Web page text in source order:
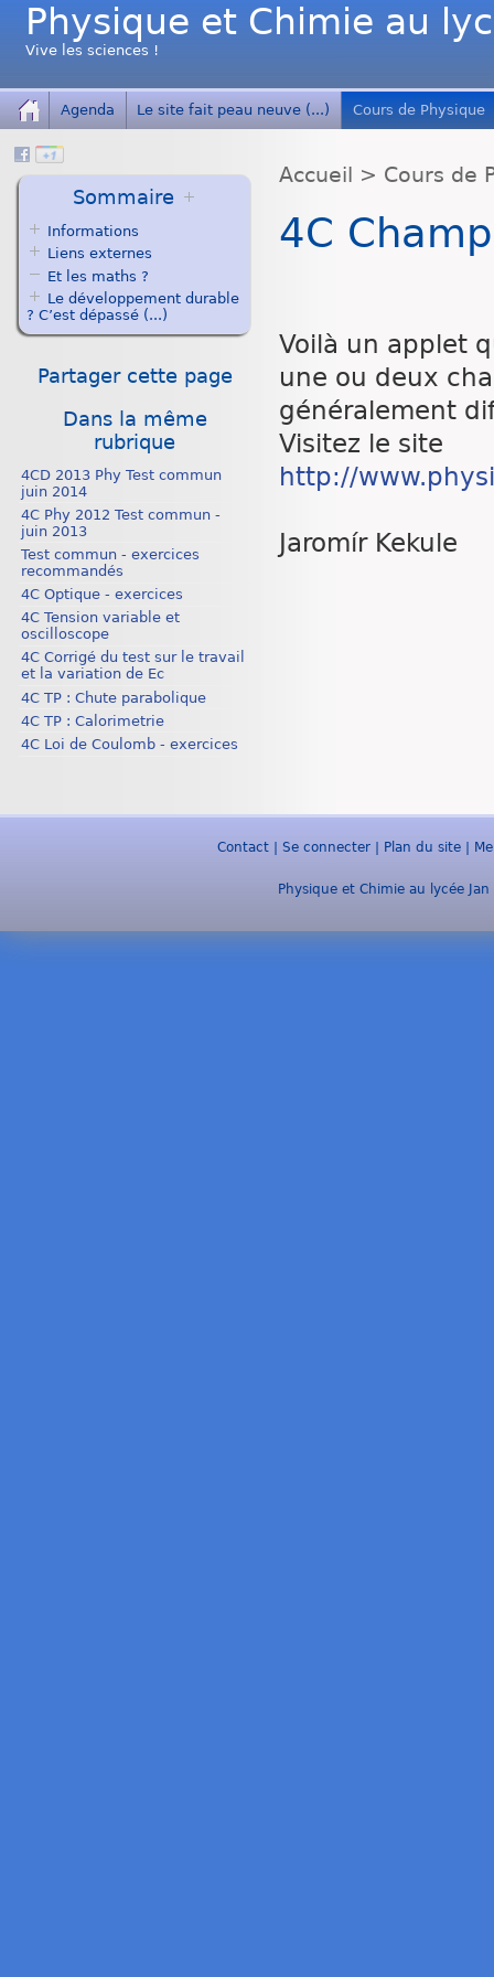
Physique et Chimie au
Vive les sciences !
Agenda Le site fait peau neuve (...) Cours de Physique
Accueil > Cours de
4C
Voilà un applet
une ou deux
généralement
Visitez le site
http://
Jaromír Kekule
Sommaire
Informations
Liens externes
Et les maths ?
Le développement durable
? C’est dépassé (...)
Partager cette page
Dans la même
rubrique
4CD 2013 Phy Test commun
juin 2014
4C Phy 2012 Test commun -
juin 2013
Test commun - exercices
recommandés
4C Optique - exercices
4C Tension variable et
oscilloscope
4C Corrigé du test sur le travail
et la variation de Ec
4C TP : Chute parabolique
4C TP : Calorimetrie
4C Loi de Coulomb - exercices
Contact | Se connecter | Plan du site |
Physique et Chimie au lycée